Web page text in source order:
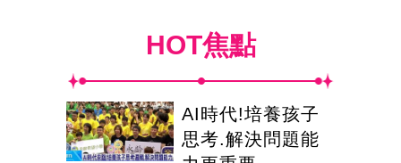
HOT焦點
AI時代!培養孩子
思考.解決問題能